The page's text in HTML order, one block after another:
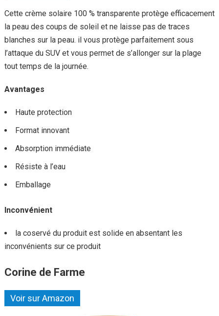
Cette crème solaire 100 % transparente protège efficacement
la peau des coups de soleil et ne laisse pas de traces
blanches sur la peau. il vous protège parfaitement sous
l’attaque du SUV et vous permet de s’allonger sur la plage
tout temps de la journée.
Avantages
Haute protection
Format innovant
Absorption immédiate
Résiste à l’eau
Emballage
Inconvénient
la coservé du produit est solide en absentant les
inconvénients sur ce produit
Corine de Farme
Voir sur Amazon